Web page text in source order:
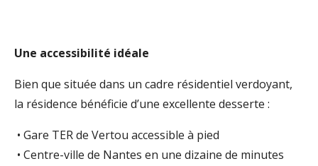
Une accessibilité idéale
Bien que située dans un cadre résidentiel verdoyant,
la résidence bénéficie d’une excellente desserte :
• Gare TER de Vertou accessible à pied
• Centre-ville de Nantes en une dizaine de minutes